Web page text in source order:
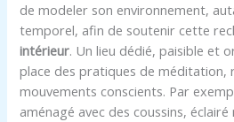
de modeler son environnement,
temporel, afin de soutenir cette
intérieur. Un lieu dédié, paisible et
place des pratiques de méditation,
mouvements conscients. Par
aménagé avec des coussins,